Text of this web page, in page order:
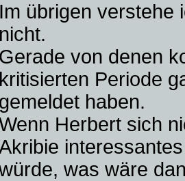
Im übrigen verstehe
nicht.
Gerade von denen
kritisierten Periode
gemeldet haben.
Herbert sich
was wäre